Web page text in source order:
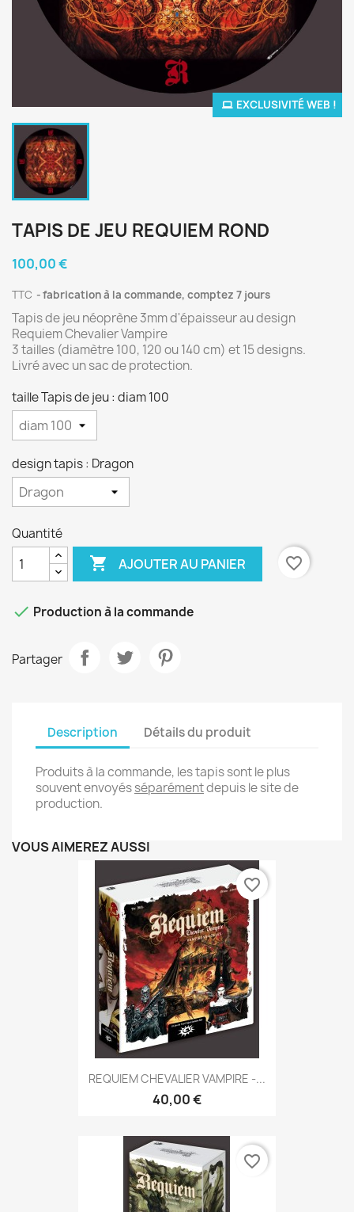
EXCLUSIVITÉ WEB !
TAPIS DE JEU REQUIEM ROND
100,00 €
TTC fabrication à la commande, comptez 7 jours
Tapis de jeu néoprène 3mm d'épaisseur au design
Requiem Chevalier Vampire
3 tailles (diamètre 100, 120 ou 140 cm) et 15 designs.
Livré avec un sac de protection.
taille Tapis de jeu : diam 100
design tapis : Dragon
Quantité
 AJOUTER AU PANIER favorite_border
 Production à la commande
Partager
Description Détails du produit
Produits à la commande, les tapis sont le plus
souvent envoyésséparémentdepuis le site de
production.
VOUS AIMEREZ AUSSI
REQUIEM CHEVALIER VAMPIRE -...
40,00 €
favorite_border
favorite_border